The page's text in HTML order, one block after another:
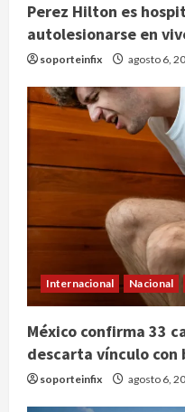
Perez Hilton es
autolesionarse en
soporteinfix agosto 6,
Internacional Nacional
México confirma 33
descarta vínculo con
soporteinfix agosto 6,
vida